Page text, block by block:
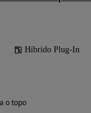
Híbrido Plug-In
o topo